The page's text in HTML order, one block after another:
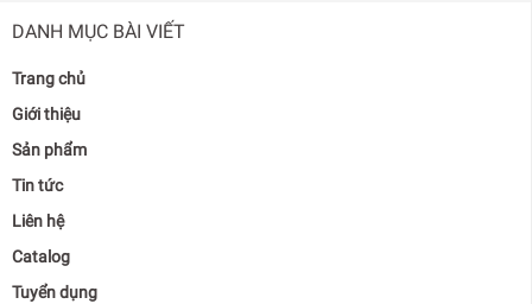
DANH MỤC BÀI VIẾT
Trang chủ
Giới thiệu
Sản phẩm
Tin tức
Liên hệ
Catalog
Tuyển dụng